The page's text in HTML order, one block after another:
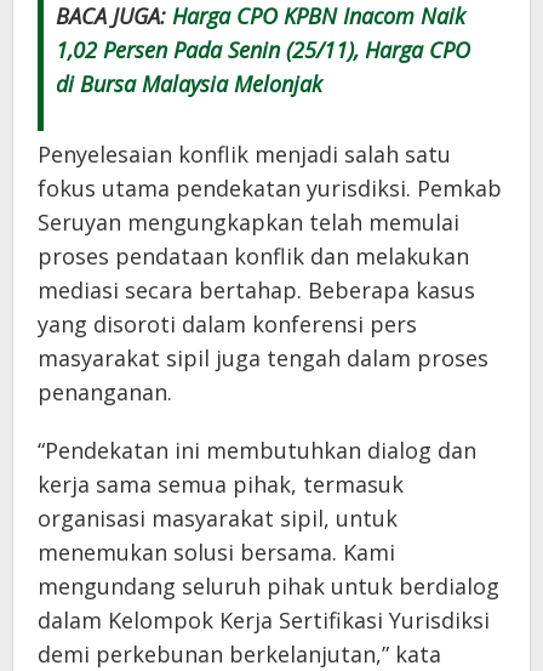
BACA JUGA: Harga CPO KPBN Inacom Naik
1,02 Persen Pada Senin (25/11), Harga CPO
di Bursa Malaysia Melonjak
Penyelesaian konflik menjadi salah satu
fokus utama pendekatan yurisdiksi. Pemkab
Seruyan mengungkapkan telah memulai
proses pendataan konflik dan melakukan
mediasi secara bertahap. Beberapa kasus
yang disoroti dalam konferensi pers
masyarakat sipil juga tengah dalam proses
penanganan.
“Pendekatan ini membutuhkan dialog dan
kerja sama semua pihak, termasuk
organisasi masyarakat sipil, untuk
menemukan solusi bersama. Kami
mengundang seluruh pihak untuk berdialog
dalam Kelompok Kerja Sertifikasi Yurisdiksi
demi perkebunan berkelanjutan,” kata